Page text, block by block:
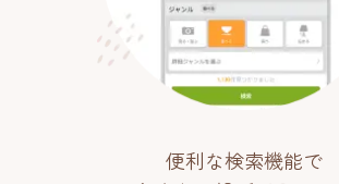
便利な検索機能で